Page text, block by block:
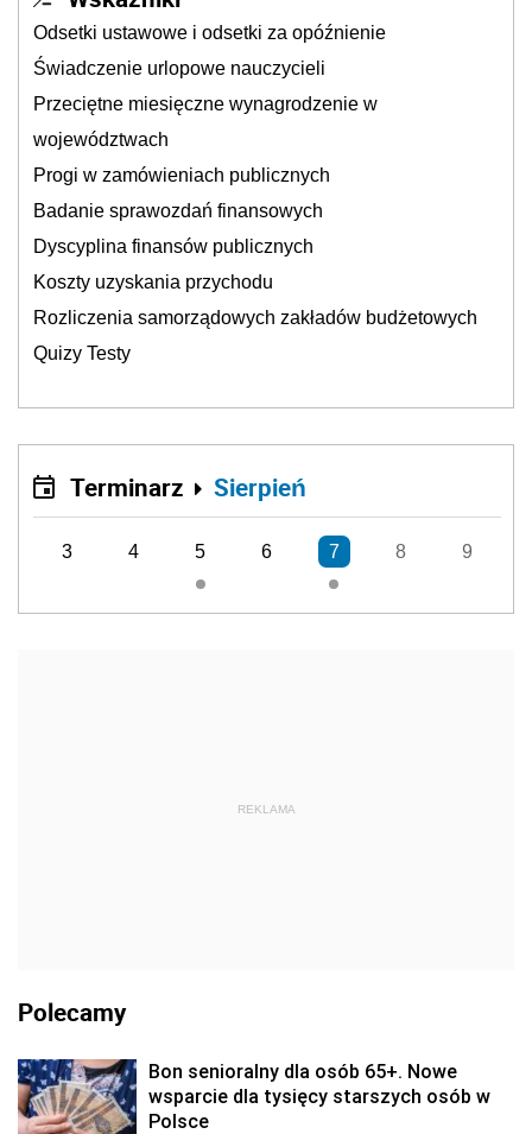
Odsetki ustawowe i odsetki za opóźnienie
Świadczenie urlopowe nauczycieli
Przeciętne miesięczne wynagrodzenie w
województwach
Progi w zamówieniach publicznych
Badanie sprawozdań finansowych
Dyscyplina finansów publicznych
Koszty uzyskania przychodu
Rozliczenia samorządowych zakładów budżetowych
Quizy Testy
Terminarz Sierpień
3 4 5 6 7 8 9
REKLAMA
Polecamy
Bon senioralny dla osób 65+. Nowe
wsparcie dla tysięcy starszych osób w
Polsce